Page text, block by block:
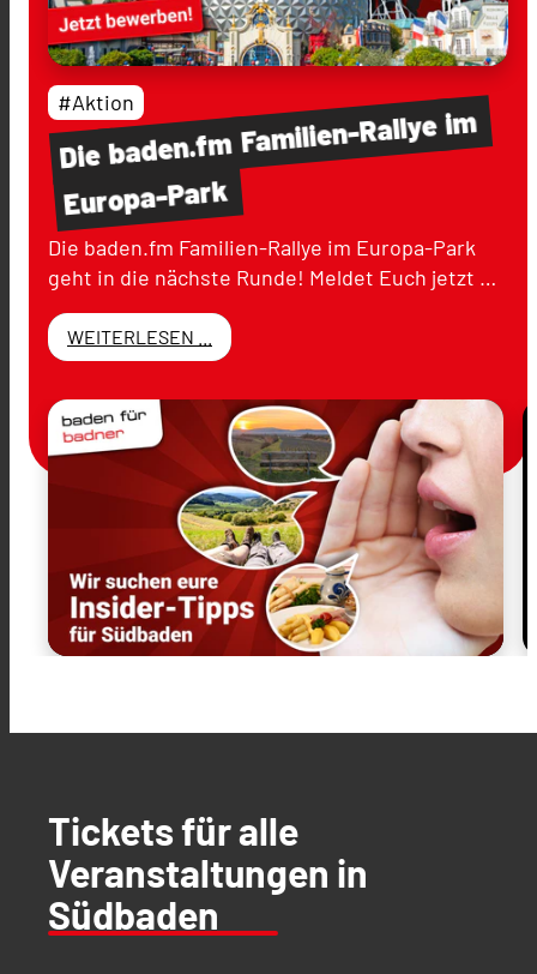
Diebaden.fmFamilien-Rallyeim
Europa-Park
#Aktion
Die baden.fm Familien-Rallye im Europa-Park
geht in die nächste Runde! Meldet Euch jetzt …
WEITERLESEN ...
Tickets für alle
Veranstaltungen in
Südbaden